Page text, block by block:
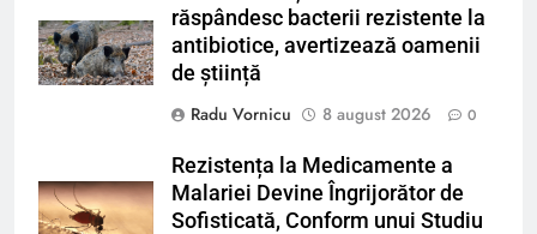
răspândesc bacterii rezistente la
antibiotice, avertizează oamenii
de știință
Radu Vornicu
8 august 2026 0
Rezistența la Medicamente a
Malariei Devine Îngrijorător de
Sofisticată, Conform unui Studiu